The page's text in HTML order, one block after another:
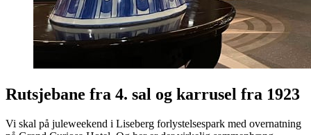
Rutsjebane fra 4. sal og karrusel fra 1923
Vi skal på juleweekend i Liseberg forlystelsespark med overnatning